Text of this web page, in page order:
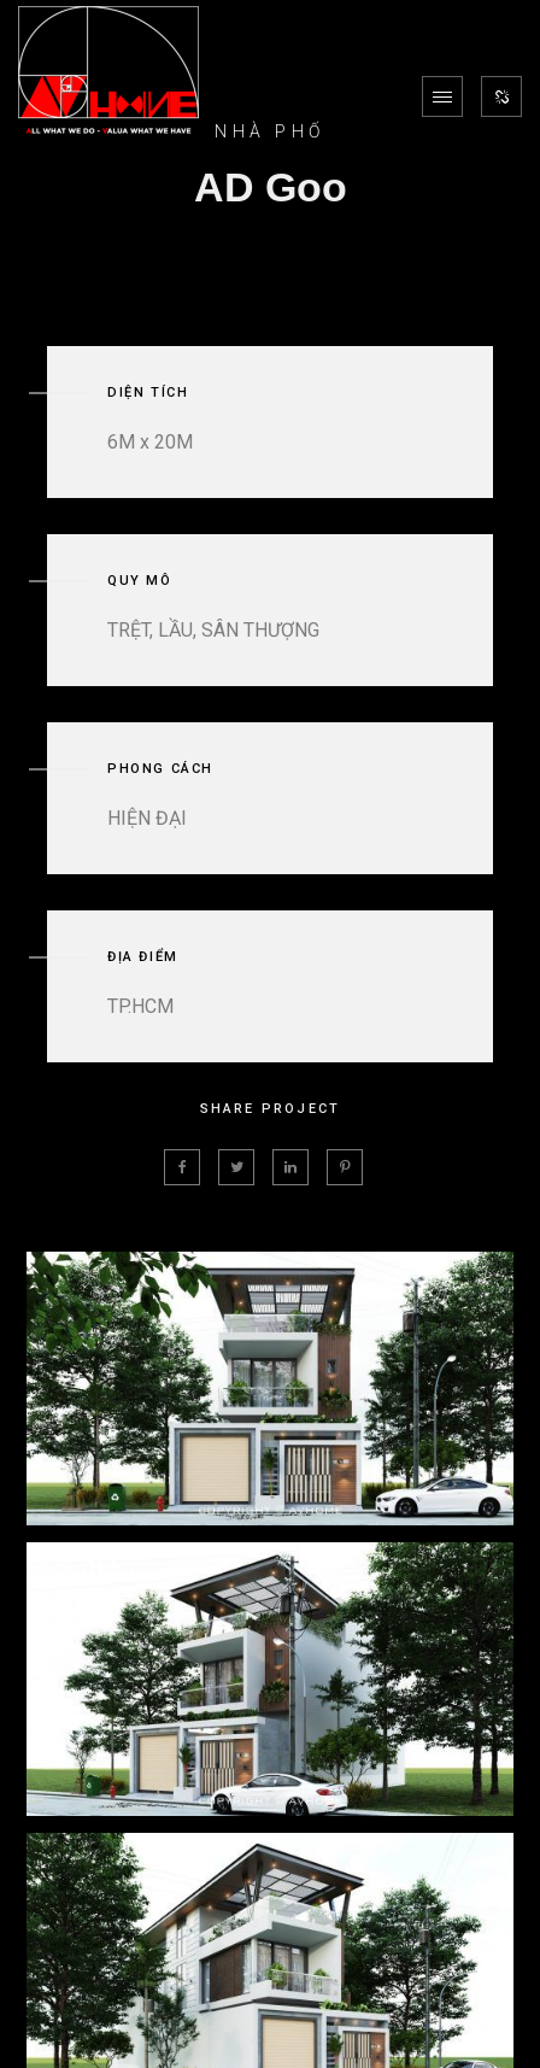
NHÀ PHỐ
AD Goo
DIỆN TÍCH
6M x 20M
QUY MÔ
TRỆT, LẦU, SÂN THƯỢNG
PHONG CÁCH
HIỆN ĐẠI
ĐỊA ĐIỂM
TP.HCM
SHARE PROJECT